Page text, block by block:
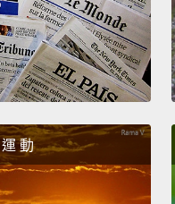
comfortable.
我真的有鎖門嗎？我
服。
網路到底是怎麼運作的
Oh my God. A great
運 動